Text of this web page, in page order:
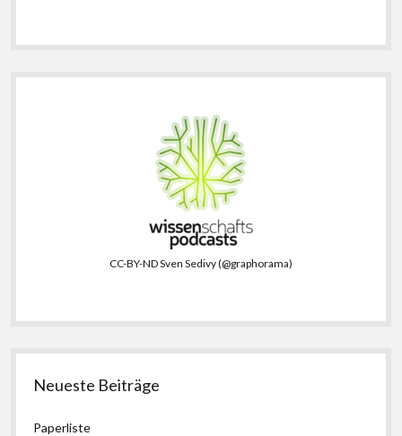
CC-BY-ND Sven Sedivy (@graphorama)
Neueste Beiträge
Paperliste